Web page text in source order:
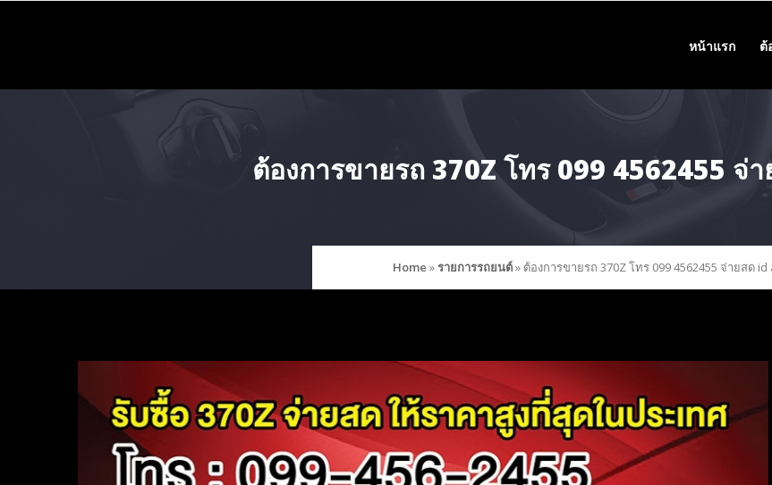
หน้าแรก ต้
ต้องการขายรถ 370Z โทร 099 4562455 จ่
Home »รายการรถยนต์» ต้องการขายรถ 370Z โทร 099 4562455 จ่ายสด